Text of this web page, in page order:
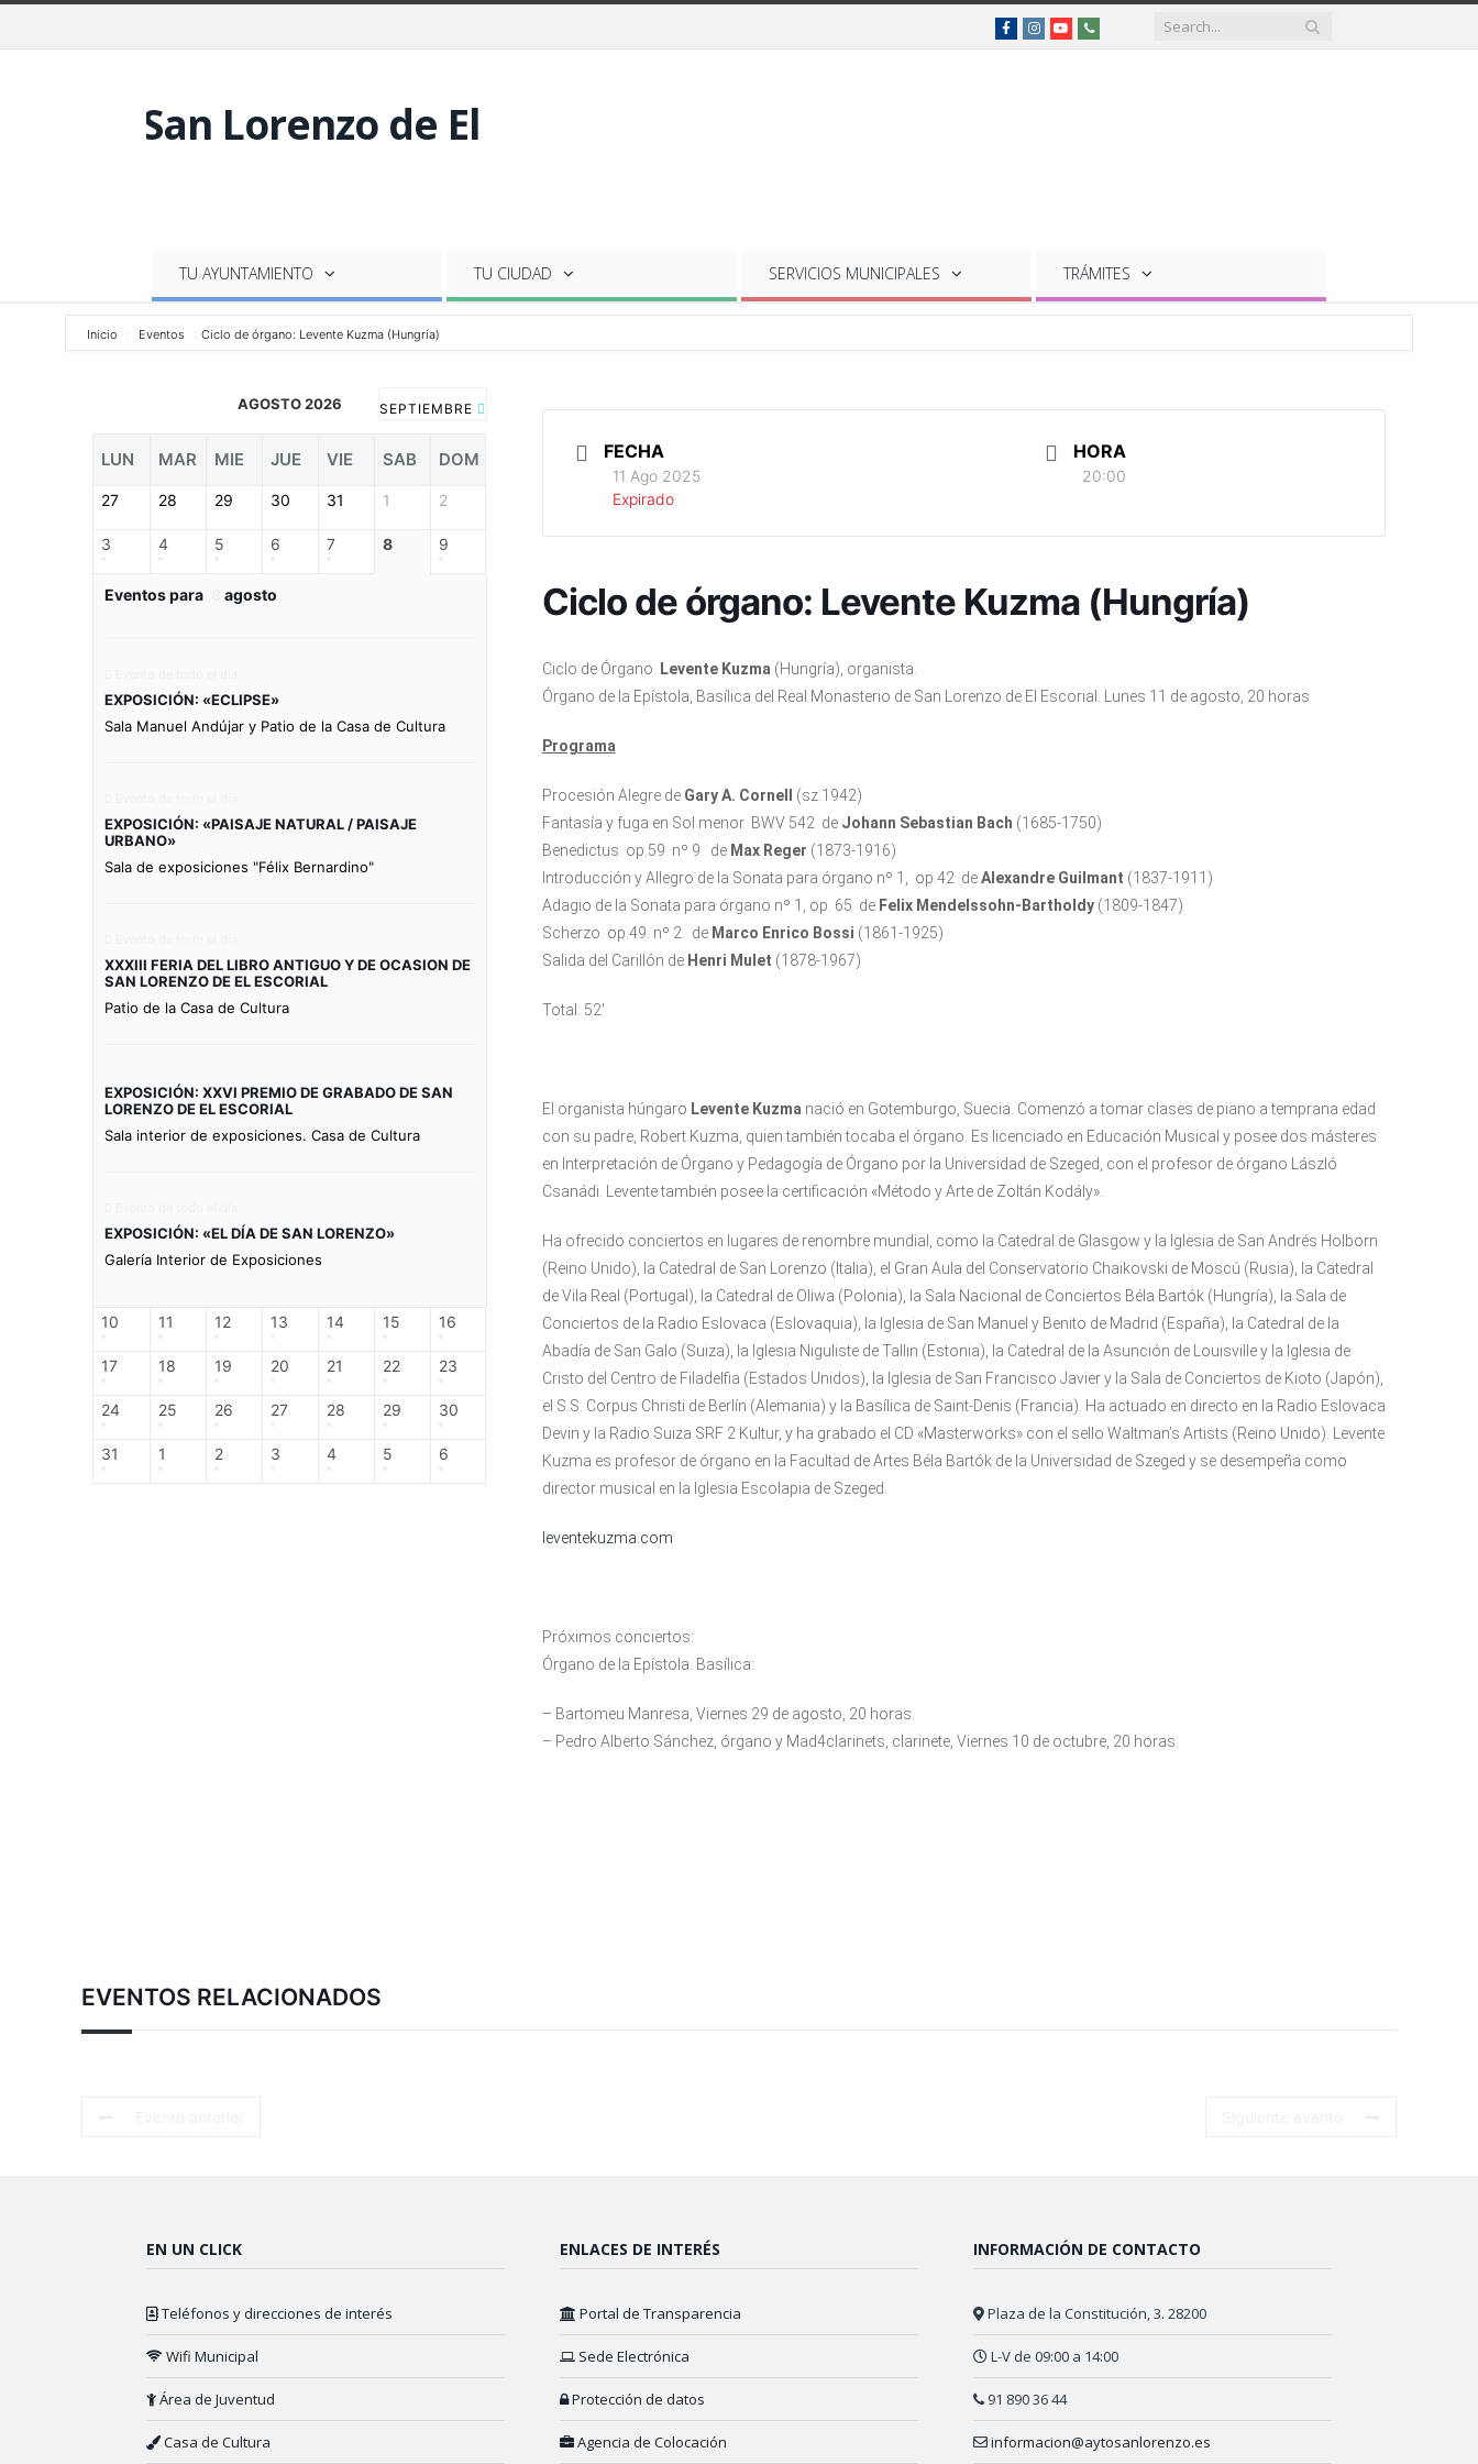
FacebookInstagramYouTubeTeléfonos
de
TU AYUNTAMIENTO TU CIUDAD SERVICIOS MUNICIPALES TRÁMITES
Inicio Eventos Ciclo de órgano: Levente Kuzma (Hungría)
AGOSTO 2026 SEPTIEMBRE
LUN MAR MIE JUE VIE SAB DOM
27 28 29 30 31 1 2
3 4 5 6 7 8 9
Eventos para agosto
EXPOSICIÓN: «ECLIPSE»
Sala Manuel Andújar y Patio de la Casa de Cultura
EXPOSICIÓN: «PAISAJE NATURAL / PAISAJE
URBANO»
Sala de exposiciones "Félix Bernardino"
XXXIII FERIA DEL LIBRO ANTIGUO Y DE OCASION DE
SAN LORENZO DE EL ESCORIAL
Patio de la Casa de Cultura
EXPOSICIÓN: XXVI PREMIO DE GRABADO DE SAN
LORENZO DE EL ESCORIAL
Sala interior de exposiciones. Casa de Cultura
EXPOSICIÓN: «EL DÍA DE SAN LORENZO»
Galería Interior de Exposiciones
10 11 12 13 14 15 16
17 18 19 20 21 22 23
24 25 26 27 28 29 30
31 1 2 3 4 5 6
FECHA
11 Ago 2025
Expirado
HORA
20:00
Ciclo de órgano: Levente Kuzma (Hungría)
Ciclo de Órgano. Levente Kuzma (Hungría), organista.
Órgano de la Epístola, Basílica del Real Monasterio de San Lorenzo de El Escorial. Lunes 11 de agosto, 20 horas
Programa
Procesión Alegre de Gary A. Cornell
(sz.1942)
Fantasía y fuga en Sol menor BWV 542 de Johann Sebastian Bach (1685-1750)
Benedictus op.59 nº 9 de Max Reger (1873-1916)
Introducción y Allegro de la Sonata para órgano nº 1, op.42 deAlexandre Guilmant (1837-1911)
Adagio de la Sonata para órgano nº 1, op. 65 de Felix Mendelssohn-Bartholdy(1809-1847)
Scherzo op.49. nº 2. de Marco Enrico Bossi (1861-1925)
Salida del Carillón de Henri Mulet (1878-1967)
Total: 52′
El organista húngaro Levente Kuzma nació en Gotemburgo, Suecia. Comenzó a tomar clases de piano a temprana edad
con su padre, Robert Kuzma, quien también tocaba el órgano. Es licenciado en Educación Musical y posee dos másteres
en Interpretación de Órgano y Pedagogía de Órgano por la Universidad de Szeged, con el profesor de órgano László
Csanádi. Levente también posee la certificación «Método y Arte de Zoltán Kodály».
Ha ofrecido conciertos en lugares de renombre mundial, como la Catedral de Glasgow y la Iglesia de San Andrés Holborn
(Reino Unido), la Catedral de San Lorenzo (Italia), el Gran Aula del Conservatorio Chaikovski de Moscú (Rusia), la Catedral
de Vila Real (Portugal), la Catedral de Oliwa (Polonia), la Sala Nacional de Conciertos Béla Bartók (Hungría), la Sala de
Conciertos de la Radio Eslovaca (Eslovaquia), la Iglesia de San Manuel y Benito de Madrid (España), la Catedral de la
Abadía de San Galo (Suiza), la Iglesia Niguliste de Tallin (Estonia), la Catedral de la Asunción de Louisville y la Iglesia de
Cristo del Centro de Filadelfia (Estados Unidos), la Iglesia de San Francisco Javier y la Sala de Conciertos de Kioto (Japón),
el S.S. Corpus Christi de Berlín (Alemania) y la Basílica de Saint-Denis (Francia). Ha actuado en directo en la Radio Eslovaca
Devin y la Radio Suiza SRF 2 Kultur, y ha grabado el CD «Masterworks» con el sello Waltman’s Artists (Reino Unido). Levente
Kuzma es profesor de órgano en la Facultad de Artes Béla Bartók de la Universidad de Szeged y se desempeña como
director musical en la Iglesia Escolapia de Szeged.
leventekuzma.com
Próximos conciertos:
Órgano de la Epístola. Basílica:
– Bartomeu Manresa, Viernes 29 de agosto, 20 horas.
– Pedro Alberto Sánchez, órgano y Mad4clarinets, clarinete, Viernes 10 de octubre, 20 horas.
EVENTOS RELACIONADOS
EN UN CLICK
Teléfonos y direcciones de interés
Wifi Municipal
Área de Juventud
Casa de Cultura
ENLACES DE INTERÉS
Portal de Transparencia
Sede Electrónica
Protección de datos
Agencia de Colocación
INFORMACIÓN DE CONTACTO
Plaza de la Constitución, 3. 28200
L-V de 09:00 a 14:00
91 890 36 44
informacion@aytosanlorenzo.es